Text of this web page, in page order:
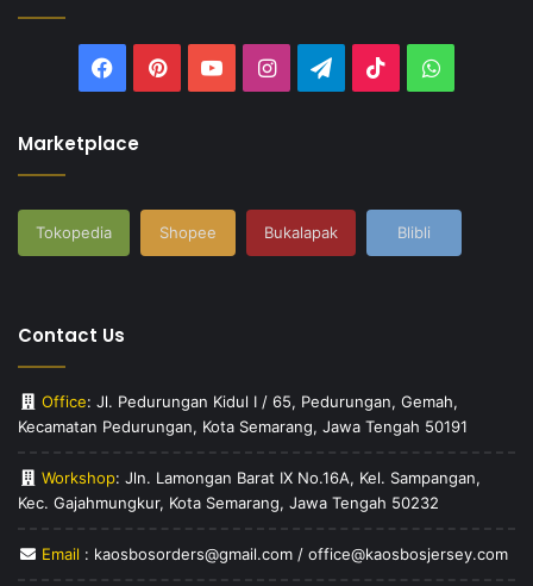
Facebook
PinterestYouTubeInstagramTelegram
TikTok
Marketplace
Tokopedia Shopee Bukalapak Blibli
Contact Us
Office: Jl. Pedurungan Kidul I / 65, Pedurungan, Gemah,
Kecamatan Pedurungan, Kota Semarang, Jawa Tengah 50191
Workshop: Jln. Lamongan Barat IX No.16A, Kel. Sampangan,
Kec. Gajahmungkur, Kota Semarang, Jawa Tengah 50232
Email : kaosbosorders@gmail.com / office@kaosbosjersey.com